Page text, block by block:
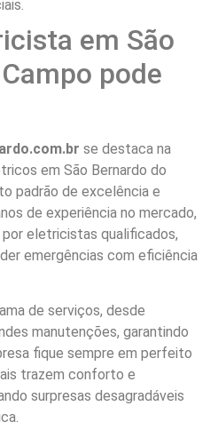
em São
pode
se destaca na
em São Bernardo do
padrão de excelência e
de experiência no mercado,
eletricistas qualificados,
emergências com eficiência
de serviços, desde
manutenções, garantindo
fique sempre em perfeito
trazem conforto e
surpresas desagradáveis